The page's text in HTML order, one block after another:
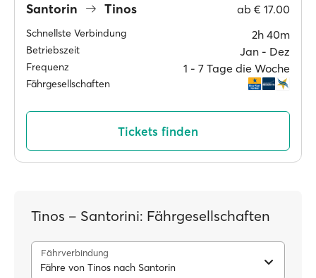
Santorin Tinos ab € 17.00
Schnellste Verbindung 2h 40m
Betriebszeit Jan ‐ Dez
Frequenz 1 ‐ 7 Tage die Woche
Fährgesellschaften
Tickets finden
Tinos – Santorini: Fährgesellschaften
Fährverbindung
Fähre von Tinos nach Santorin